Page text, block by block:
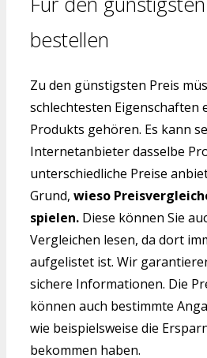
bestellen
Zu den günstigsten Preis
schlechtesten Eigenschaften
Produkts gehören. Es kann
Internetanbieter dasselbe
unterschiedliche Preise
Grund, wieso
spielen. Diese können Sie
Vergleichen lesen, da dort
aufgelistet ist. Wir
sichere Informationen. Die
können auch bestimmte
wie beispielsweise die
bekommen haben.